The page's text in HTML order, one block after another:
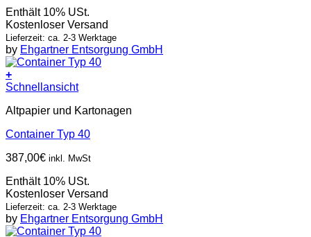
Enthält 10% USt.
Kostenloser Versand
Lieferzeit: ca. 2-3 Werktage
by Ehgartner Entsorgung GmbH
+
Schnellansicht
Altpapier und Kartonagen
Container Typ 40
387,00€ inkl. MwSt
Enthält 10% USt.
Kostenloser Versand
Lieferzeit: ca. 2-3 Werktage
by Ehgartner Entsorgung GmbH